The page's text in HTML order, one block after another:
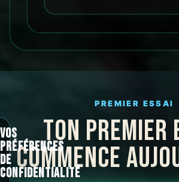
PREMIER ESSAI
TON PREMIER
COMMENCE
VOS
PRÉFÉRENCES
DE
CONFIDENTIALITÉ